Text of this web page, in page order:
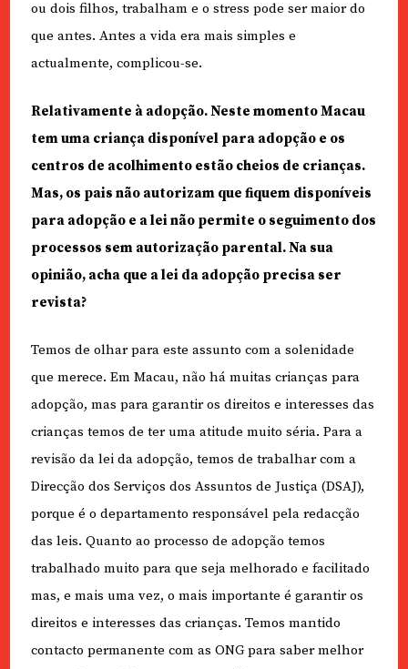
ou dois filhos, trabalham e o stress pode ser maior do
que antes. Antes a vida era mais simples e
actualmente, complicou-se.
Relativamente à adopção. Neste momento Macau
tem uma criança disponível para adopção e os
centros de acolhimento estão cheios de crianças.
Mas, os pais não autorizam que fiquem disponíveis
para adopção e a lei não permite o seguimento dos
processos sem autorização parental. Na sua
opinião, acha que a lei da adopção precisa ser
revista?
Temos de olhar para este assunto com a solenidade
que merece. Em Macau, não há muitas crianças para
adopção, mas para garantir os direitos e interesses das
crianças temos de ter uma atitude muito séria. Para a
revisão da lei da adopção, temos de trabalhar com a
Direcção dos Serviços dos Assuntos de Justiça (DSAJ),
porque é o departamento responsável pela redacção
das leis. Quanto ao processo de adopção temos
trabalhado muito para que seja melhorado e facilitado
mas, e mais uma vez, o mais importante é garantir os
direitos e interesses das crianças. Temos mantido
contacto permanente com as ONG para saber melhor